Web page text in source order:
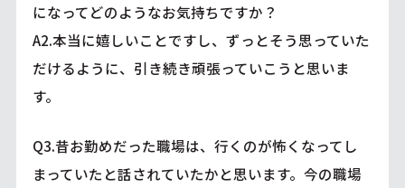
になってどのようなお気持ちですか？
A2.本当に嬉しいことですし、ずっとそう思っていた
だけるように、引き続き頑張っていこうと思いま
す。
Q3.昔お勤めだった職場は、行くのが怖くなってし
まっていたと話されていたかと思います。今の職場